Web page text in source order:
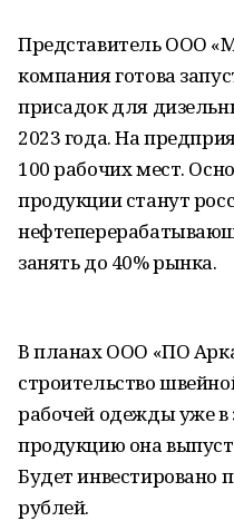
Представитель ООО
компания готова
присадок для
2023 года. На
100 рабочих мест.
продукции станут
занять до 40% рынка.
В планах ООО «ПО
строительство
рабочей одежды уже в
продукцию она
Будет инвестировано
рублей.